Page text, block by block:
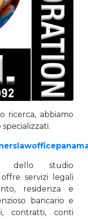
ricerca, abbiamo
studio
servizi legali
residenza e
bancario e
contratti, conti